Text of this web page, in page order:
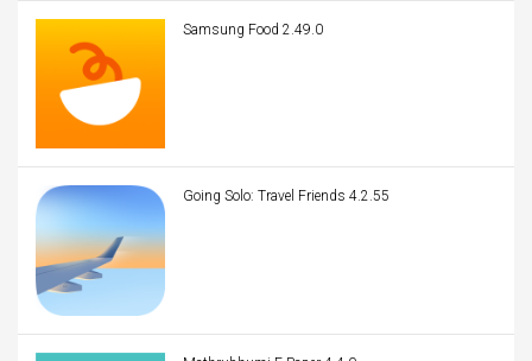
Samsung Food 2.49.0
Going Solo: Travel Friends 4.2.55